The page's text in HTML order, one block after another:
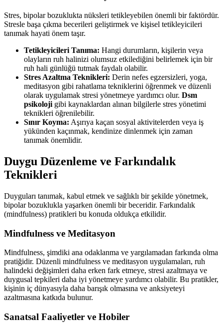
Stres, bipolar bozuklukta nüksleri tetikleyebilen önemli bir faktördür.
Stresle başa çıkma becerileri geliştirmek ve kişisel tetikleyicileri
tanımak hayati önem taşır.
Tetikleyicileri Tanıma: Hangi durumların, kişilerin veya
olayların ruh halinizi olumsuz etkilediğini belirlemek için bir
ruh hali günlüğü tutmak faydalı olabilir.
Stres Azaltma Teknikleri: Derin nefes egzersizleri, yoga,
meditasyon gibi rahatlama tekniklerini öğrenmek ve düzenli
olarak uygulamak stresi yönetmeye yardımcı olur. Dsm
psikoloji gibi kaynaklardan alınan bilgilerle stres yönetimi
teknikleri öğrenilebilir.
Sınır Koyma: Aşırıya kaçan sosyal aktivitelerden veya iş
yükünden kaçınmak, kendinize dinlenmek için zaman
tanımak önemlidir.
Duygu Düzenleme ve Farkındalık
Teknikleri
Duyguları tanımak, kabul etmek ve sağlıklı bir şekilde yönetmek,
bipolar bozuklukla yaşarken önemli bir beceridir. Farkındalık
(mindfulness) pratikleri bu konuda oldukça etkilidir.
Mindfulness ve Meditasyon
Mindfulness, şimdiki ana odaklanma ve yargılamadan farkında olma
pratiğidir. Düzenli mindfulness ve meditasyon uygulamaları, ruh
halindeki değişimleri daha erken fark etmeye, stresi azaltmaya ve
duygusal tepkileri daha iyi yönetmeye yardımcı olabilir. Bu pratikler,
kişinin iç dünyasıyla daha barışık olmasına ve anksiyeteyi
azaltmasına katkıda bulunur.
Sanatsal Faaliyetler ve Hobiler